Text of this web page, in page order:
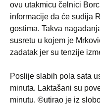
ovu utakmicu čelnici
informacije da će sudija
gostima. Takva
susretu u kojem je
zadatak jer su tenzije
Poslije slabih pola sata
minuta. Laktašani su
minutu. ©utirao je iz